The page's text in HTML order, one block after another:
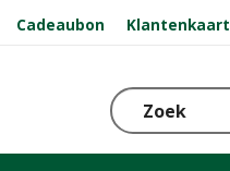
Cadeaubon Klantenkaart